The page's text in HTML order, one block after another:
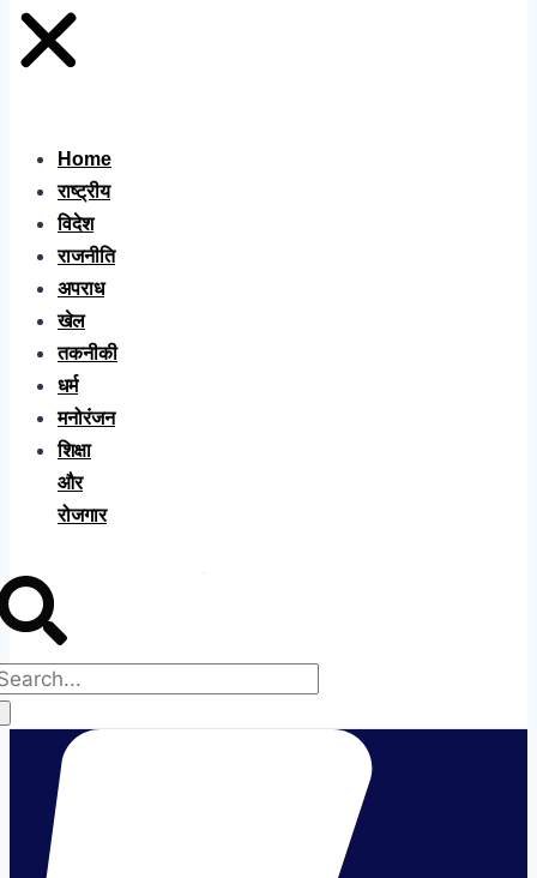
Home
राष्ट्रीय
विदेश
राजनीति
अपराध
खेल
तकनीकी
धर्म
मनोरंजन
शिक्षा
और
रोजगार